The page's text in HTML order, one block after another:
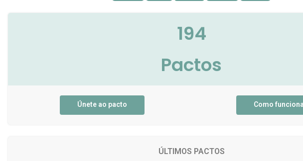
194
Pactos
Únete ao pacto Como
ÚLTIMOS PACTOS